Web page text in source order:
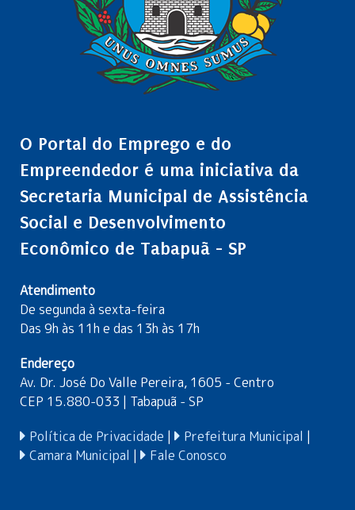
O Portal do Emprego e do
Empreendedor é uma iniciativa da
Secretaria Municipal de Assistência
Social e Desenvolvimento
Econômico de Tabapuã - SP
Atendimento
De segunda à sexta-feira
Das 9h às 11h e das 13h às 17h
Endereço
Av. Dr. José Do Valle Pereira, 1605 - Centro
CEP 15.880-033 | Tabapuã - SP
Política de Privacidade | Prefeitura Municipal |
Camara Municipal | Fale Conosco